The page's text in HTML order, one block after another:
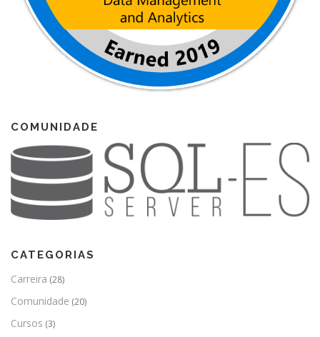
COMUNIDADE
CATEGORIAS
Carreira (28)
Comunidade (20)
Cursos (3)